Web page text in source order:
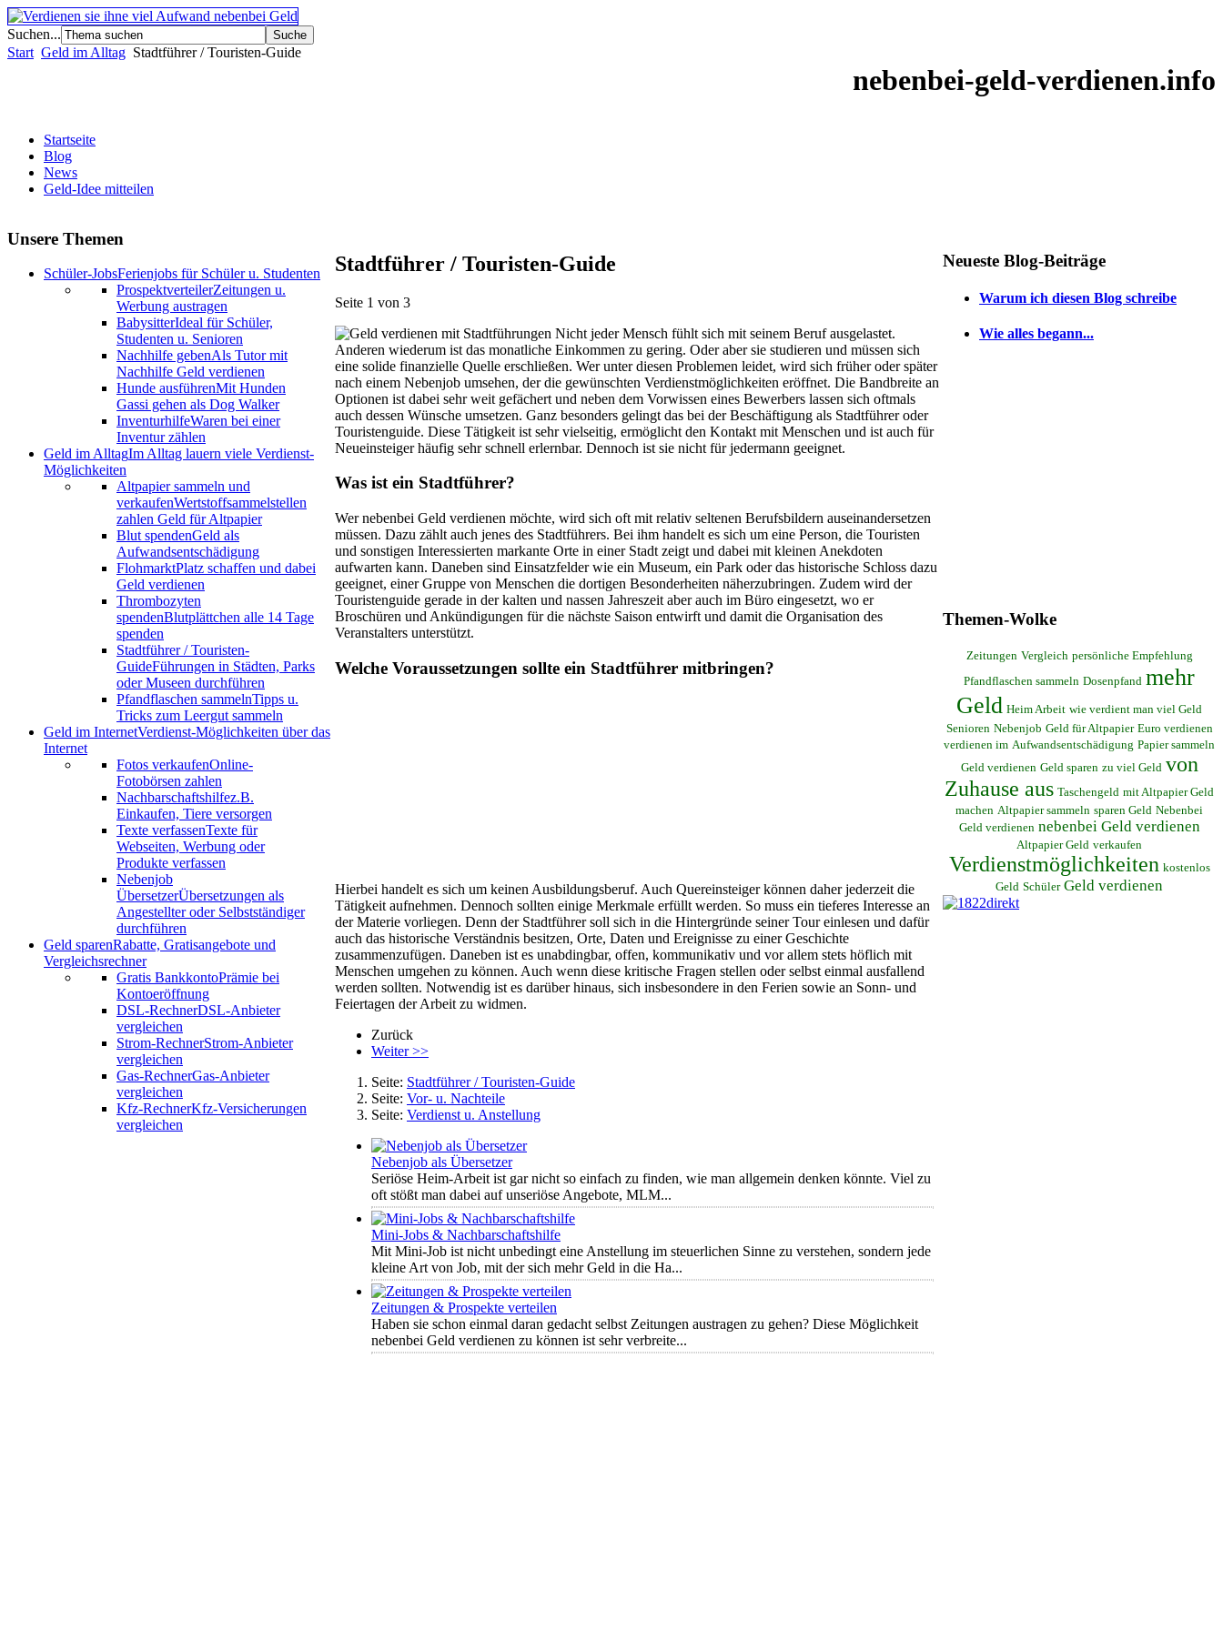
Suchen...
nebenbei-geld-verdienen.info
Start Geld im Alltag Stadtführer / Touristen-Guide
Startseite
Blog
News
Geld-Idee mitteilen
Unsere Themen
Schüler-JobsFerienjobs für Schüler u. Studenten
ProspektverteilerZeitungen u.
Werbung austragen
BabysitterIdeal für Schüler,
Studenten u. Senioren
Nachhilfe gebenAls Tutor mit
Nachhilfe Geld verdienen
Hunde ausführenMit Hunden
Gassi gehen als Dog Walker
InventurhilfeWaren bei einer
Inventur zählen
Geld im AlltagIm Alltag lauern viele Verdienst-
Möglichkeiten
Altpapier sammeln und
verkaufenWertstoffsammelstellen
zahlen Geld für Altpapier
Blut spendenGeld als
Aufwandsentschädigung
FlohmarktPlatz schaffen und dabei
Geld verdienen
Thrombozyten
spendenBlutplättchen alle 14 Tage
spenden
Stadtführer / Touristen-
GuideFührungen in Städten, Parks
oder Museen durchführen
Pfandflaschen sammelnTipps u.
Tricks zum Leergut sammeln
Geld im InternetVerdienst-Möglichkeiten über das
Internet
Fotos verkaufenOnline-
Fotobörsen zahlen
Nachbarschaftshilfez.B.
Einkaufen, Tiere versorgen
Texte verfassenTexte für
Webseiten, Werbung oder
Produkte verfassen
Nebenjob
ÜbersetzerÜbersetzungen als
Angestellter oder Selbstständiger
durchführen
Geld sparenRabatte, Gratisangebote und
Vergleichsrechner
Gratis BankkontoPrämie bei
Kontoeröffnung
DSL-RechnerDSL-Anbieter
vergleichen
Strom-RechnerStrom-Anbieter
vergleichen
Gas-RechnerGas-Anbieter
vergleichen
Kfz-RechnerKfz-Versicherungen
vergleichen
Stadtführer / Touristen-Guide
Seite 1 von 3
Nicht jeder Mensch fühlt sich mit seinem Beruf ausgelastet.
Anderen wiederum ist das monatliche Einkommen zu gering. Oder aber sie studieren und müssen sich
eine solide finanzielle Quelle erschließen. Wer unter diesen Problemen leidet, wird sich früher oder später
nach einem Nebenjob umsehen, der die gewünschten Verdienstmöglichkeiten eröffnet. Die Bandbreite an
Optionen ist dabei sehr weit gefächert und neben dem Vorwissen eines Bewerbers lassen sich oftmals
auch dessen Wünsche umsetzen. Ganz besonders gelingt das bei der Beschäftigung als Stadtführer oder
Touristenguide. Diese Tätigkeit ist sehr vielseitig, ermöglicht den Kontakt mit Menschen und ist auch für
Neueinsteiger häufig sehr schnell erlernbar. Dennoch ist sie nicht für jedermann geeignet.
Was ist ein Stadtführer?
Wer nebenbei Geld verdienen möchte, wird sich oft mit relativ seltenen Berufsbildern auseinandersetzen
müssen. Dazu zählt auch jenes des Stadtführers. Bei ihm handelt es sich um eine Person, die Touristen
und sonstigen Interessierten markante Orte in einer Stadt zeigt und dabei mit kleinen Anekdoten
aufwarten kann. Daneben sind Einsatzfelder wie ein Museum, ein Park oder das historische Schloss dazu
geeignet, einer Gruppe von Menschen die dortigen Besonderheiten näherzubringen. Zudem wird der
Touristenguide gerade in der kalten und nassen Jahreszeit aber auch im Büro eingesetzt, wo er
Broschüren und Ankündigungen für die nächste Saison entwirft und damit die Organisation des
Veranstalters unterstützt.
Welche Voraussetzungen sollte ein Stadtführer mitbringen?
Hierbei handelt es sich um keinen Ausbildungsberuf. Auch Quereinsteiger können daher jederzeit die
Tätigkeit aufnehmen. Dennoch sollten einige Merkmale erfüllt werden. So muss ein tieferes Interesse an
der Materie vorliegen. Denn der Stadtführer soll sich in die Hintergründe seiner Tour einlesen und dafür
auch das historische Verständnis besitzen, Orte, Daten und Ereignisse zu einer Geschichte
zusammenzufügen. Daneben ist es unabdingbar, offen, kommunikativ und vor allem stets höflich mit
Menschen umgehen zu können. Auch wenn diese kritische Fragen stellen oder selbst einmal ausfallend
werden sollten. Notwendig ist es darüber hinaus, sich insbesondere in den Ferien sowie an Sonn- und
Feiertagen der Arbeit zu widmen.
Zurück
Weiter >>
Seite: Stadtführer / Touristen-Guide
Seite: Vor- u. Nachteile
Seite: Verdienst u. Anstellung
Nebenjob als Übersetzer
Seriöse Heim-Arbeit ist gar nicht so einfach zu finden, wie man allgemein denken könnte. Viel zu
oft stößt man dabei auf unseriöse Angebote, MLM...
Mini-Jobs & Nachbarschaftshilfe
Mit Mini-Job ist nicht unbedingt eine Anstellung im steuerlichen Sinne zu verstehen, sondern jede
kleine Art von Job, mit der sich mehr Geld in die Ha...
Zeitungen & Prospekte verteilen
Haben sie schon einmal daran gedacht selbst Zeitungen austragen zu gehen? Diese Möglichkeit
nebenbei Geld verdienen zu können ist sehr verbreite...
Neueste Blog-Beiträge
Warum ich diesen Blog schreibe
Wie alles begann...
Themen-Wolke
Zeitungen Vergleich persönliche Empfehlung
Pfandflaschen sammeln Dosenpfand mehr
Geld Heim Arbeit wie verdient man viel Geld
Senioren Nebenjob Geld für Altpapier Euro verdienen
verdienen im Aufwandsentschädigung Papier sammeln
Geld verdienen Geld sparen zu viel Geld von
Zuhause aus Taschengeld mit Altpapier Geld
machen Altpapier sammeln sparen Geld Nebenbei
Geld verdienen nebenbei Geld verdienen
Altpapier Geld verkaufen
Verdienstmöglichkeiten kostenlos
Geld Schüler Geld verdienen